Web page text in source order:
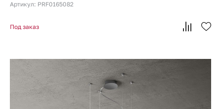
Артикул: PRF0165082
Под заказ